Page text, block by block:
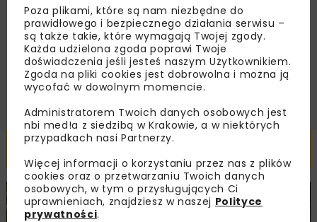
Regulaminemoraz wyrażam zgodę na otrzymywanie na
podany przeze mnie adres e-mail korespondencji
handlowej w postaci newslettera.
ZAPISZ MNIE
Powiązane artykuły
KOLEJ MOSTY INWESTYCJE WIADOMOŚCI
Poza plikami, które są nam niezbędne do
prawidłowego i bezpiecznego działania serwisu –
są także takie, które wymagają Twojej zgody.
Każda udzielona zgoda poprawi Twoje
doświadczenia jeśli jesteś naszym Użytkownikiem.
Zgoda na pliki cookies jest dobrowolna i można ją
wycofać w dowolnym momencie.
Administratorem Twoich danych osobowych jest
nbi med!a z siedzibą w Krakowie, a w niektórych
przypadkach nasi Partnerzy.
Więcej informacji o korzystaniu przez nas z plików
cookies oraz o przetwarzaniu Twoich danych
osobowych, w tym o przysługujących Ci
uprawnieniach, znajdziesz w naszej Polityce
prywatności.